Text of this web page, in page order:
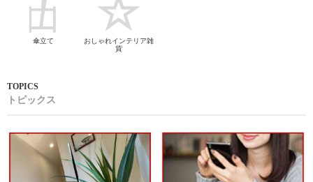
傘立て
おしゃれインテリア雑
貨
トピックス